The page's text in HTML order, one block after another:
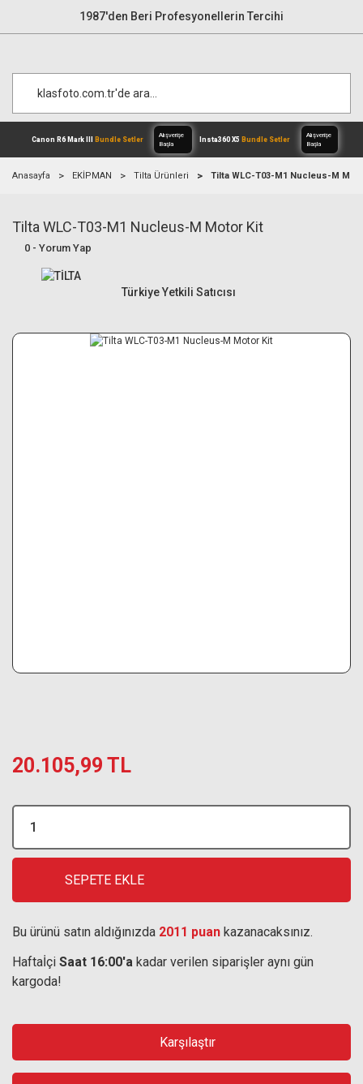
1987'den Beri Profesyonellerin Tercihi
Canon R6 Mark IIIBundle Setler
Anasayfa EKİPMAN Tilta Ürünleri Tilta WLC-T03-M1 Nucleus-M
Tilta WLC-T03-M1 Nucleus-M Motor Kit
0 - Yorum Yap
Türkiye Yetkili Satıcısı
20.105,99 TL
SEPETE EKLE
Bu ürünü satın aldığınızda 2011 puan kazanacaksınız.
Haftaİçi Saat 16:00'a kadar verilen siparişler aynı gün
kargoda!
Karşılaştır